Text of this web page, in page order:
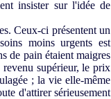
insister sur l'idée de
Ceux-ci présentent un
moins urgents est
de pain étaient maigres
supérieur, le prix
; la vie elle-même
d'attirer sérieusement